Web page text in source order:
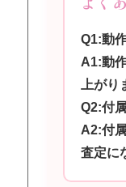
Q1:動
A1:動
上がり
Q2:付
A2:付
査定に